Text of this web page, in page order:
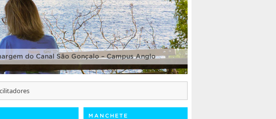
do Canal São Gonçalo – Campus Anglo
MANCHETE